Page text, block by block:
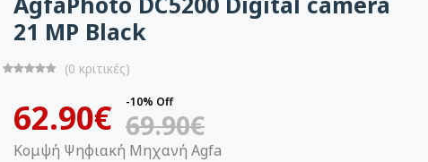
21 MP Black
(0 κριτικές)
62.90€ -10% Off
69.90€
Κομψή Ψηφιακή Μηχανή Agfa